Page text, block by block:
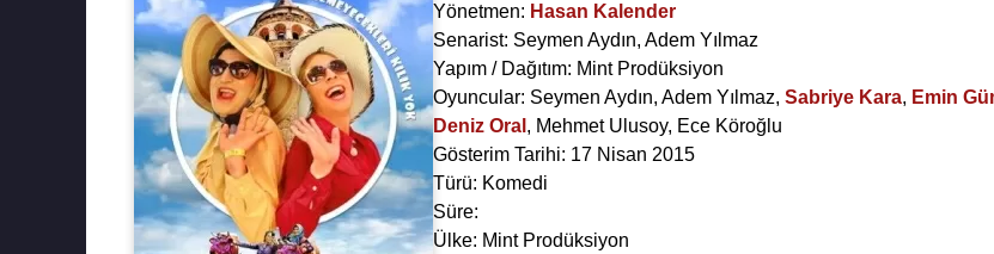
Yönetmen: Hasan Kalender
Senarist: Seymen Aydın, Adem Yılmaz
Yapım / Dağıtım: Mint Prodüksiyon
Oyuncular: Seymen Aydın, Adem Yılmaz, Sabriye Kara, Emin
Deniz Oral , Mehmet Ulusoy, Ece Köroğlu
Gösterim Tarihi: 17 Nisan 2015
Türü: Komedi
Süre:
Ülke: Mint Prodüksiyon